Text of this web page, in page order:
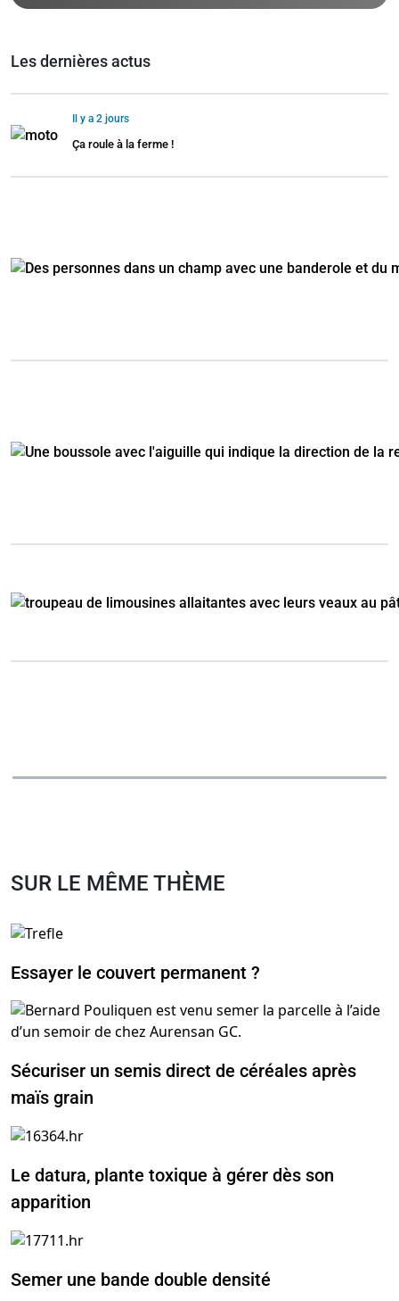
Les dernières actus
Il y a 2 jours
Ça roule à la ferme !
SUR LE MÊME THÈME
Essayer le couvert permanent ?
Sécuriser un semis direct de céréales après
maïs grain
Le datura, plante toxique à gérer dès son
apparition
Semer une bande double densité